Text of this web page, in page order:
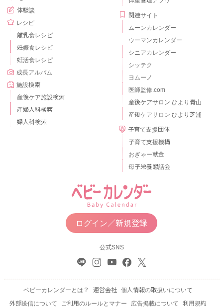
体験談
レシピ
離乳食レシピ
妊娠食レシピ
妊活食レシピ
成長アルバム
施設検索
産後ケア施設検索
産婦人科検索
婦人科検索
関連サイト
ムーンカレンダー
ウーマンカレンダー
シニアカレンダー
シッテク
ヨムーノ
医師監修.com
産後ケアサロン ひより青山
産後ケアサロン ひより芝浦
子育て支援団体
子育て支援機構
おぎゃー献金
母子栄養懇話会
ログイン／新規登録
公式SNS
ベビーカレンダーとは？ 運営会社
個人情報の取扱いについて
外部送信について
ご利用のルールとマナー 広告掲載について 利用規約